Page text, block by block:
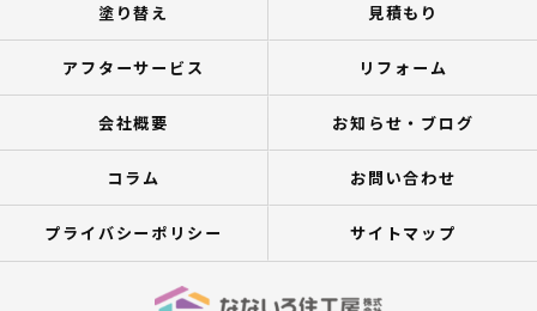
塗り替え 見積もり
アフターサービス リフォーム
会社概要 お知らせ・ブログ
コラム お問い合わせ
プライバシーポリシー サイトマップ